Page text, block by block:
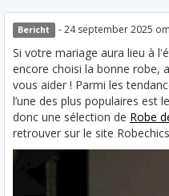
Bericht - 24 september 2025
Si votre mariage aura lieu à
encore choisi la bonne robe,
vous aider ! Parmi les
l’une des plus populaires est
donc une sélection de Robe
retrouver sur le site